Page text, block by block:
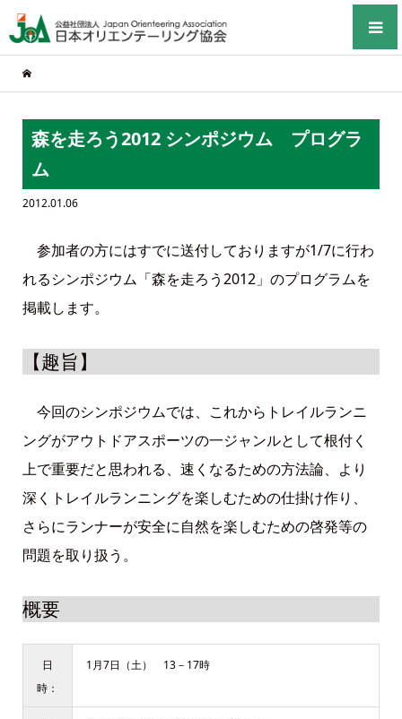
森を走ろう2012 シンポジウム プログラ
ム
2012.01.06
参加者の方にはすでに送付しておりますが1/7に行わ
れるシンポジウム「森を走ろう2012」のプログラムを
掲載します。
【趣旨】
今回のシンポジウムでは、これからトレイルランニ
ングがアウトドアスポーツの一ジャンルとして根付く
上で重要だと思われる、速くなるための方法論、より
深くトレイルランニングを楽しむための仕掛け作り、
さらにランナーが安全に自然を楽しむための啓発等の
問題を取り扱う。
概要
日
時：
1月7日（土） 13－17時